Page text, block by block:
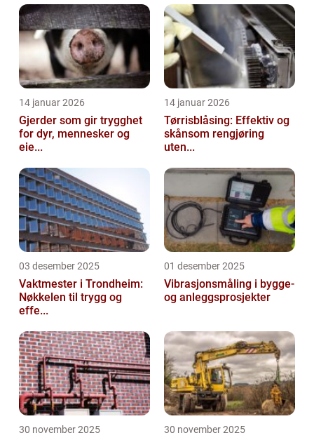
14 januar 2026
Gjerder som gir trygghet
for dyr, mennesker og
eie...
14 januar 2026
Tørrisblåsing: Effektiv og
skånsom rengjøring
uten...
03 desember 2025
Vaktmester i Trondheim:
Nøkkelen til trygg og
effe...
01 desember 2025
Vibrasjonsmåling i bygge-
og anleggsprosjekter
30 november 2025 30 november 2025